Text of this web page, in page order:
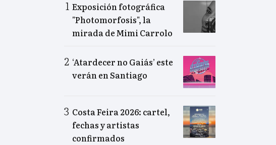
Exposición fotográfica
"Photomorfosis", la
mirada de Mimi Carrolo
‘Atardecer no Gaiás’ este
verán en Santiago
Costa Feira 2026: cartel,
fechas y artistas
confirmados